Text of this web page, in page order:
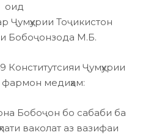
оид
Ҷумҳурии Тоҷикистон
Бобоҷонзода М.Б.
Ҷумҳурии
фармон медиҳам:
Бобоҷон бо сабаби ба
ваколат аз вазифаи